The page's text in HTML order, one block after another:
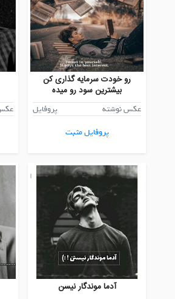
رو خودت سرمايه گذارى كن
بيشترين سود رو ميده
عکس نوشته
پروفایل
پروفایل مثبت
آدما موندگار نیسن